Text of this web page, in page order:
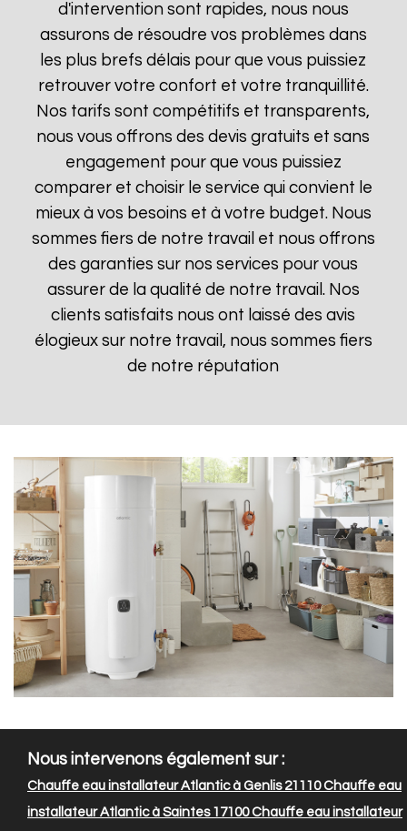
d'intervention sont rapides, nous nous
assurons de résoudre vos problèmes dans
les plus brefs délais pour que vous puissiez
retrouver votre confort et votre tranquillité.
Nos tarifs sont compétitifs et transparents,
nous vous offrons des devis gratuits et sans
engagement pour que vous puissiez
comparer et choisir le service qui convient le
mieux à vos besoins et à votre budget. Nous
sommes fiers de notre travail et nous offrons
des garanties sur nos services pour vous
assurer de la qualité de notre travail. Nos
clients satisfaits nous ont laissé des avis
élogieux sur notre travail, nous sommes fiers
de notre réputation
Nous intervenons également sur :
Chauffe eau installateur Atlantic à Genlis 21110Chauffe eau
installateur Atlantic à Saintes 17100Chauffe eau installateur